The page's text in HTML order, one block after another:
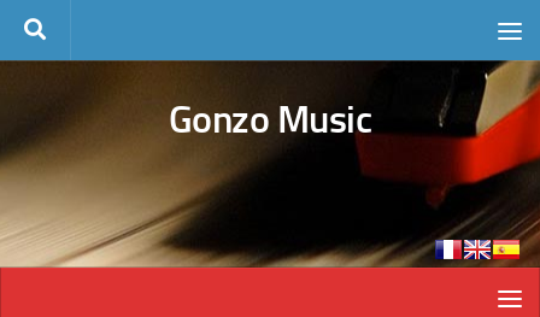
Skip to content
Gonzo Music